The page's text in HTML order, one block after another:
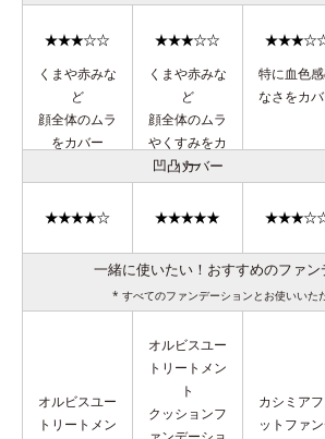
くまや赤みな
ど
顔全体のムラ
をカバー
くまや赤みな
ど
顔全体のムラ
やくすみをカ
バー
特に血色
なさをカ
凹凸カバー
一緒に使いたい！おすすめのファン
* すべてのファンデーションとお使いいた
オルビスユー
トリートメン
オルビスユー
トリートメン
ト
クッションフ
カシミア
ットファ